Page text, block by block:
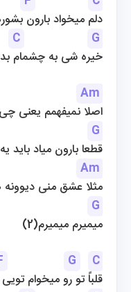
دلم میخواد بارون
C
G
خیره شی به چشمام
Am
اصلا نمیفهمم یعنی
G
قطعا بارون میاد باید
Am
مثلا عشق منی
G
میمیرم میمیرم(2)
G
C
قلباً تو رو میخوام تویی